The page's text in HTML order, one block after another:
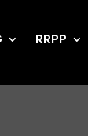
RRPP